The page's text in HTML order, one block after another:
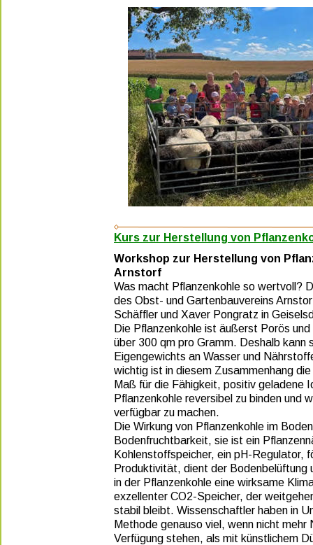
Workshop zur Herstellung von
Arnstorf
Was macht Pflanzenkohle so wertvoll?
des Obst- und Gartenbauvereins
Schäffler und Xaver Pongratz in
Die Pflanzenkohle ist äußerst Porös
über 300 qm pro Gramm. Deshalb kann
Eigengewichts an Wasser und
wichtig ist in diesem Zusammenhang
Maß für die Fähigkeit, positiv geladene
Pflanzenkohle reversibel zu binden und
verfügbar zu machen.
Die Wirkung von Pflanzenkohle im
Bodenfruchtbarkeit, sie ist ein
Kohlenstoffspeicher, ein pH-Regulator,
Produktivität, dient der
in der Pflanzenkohle eine wirksame
exzellenter CO2-Speicher, der
stabil bleibt. Wissenschaftler haben in
Methode genauso viel, wenn nicht
Verfügung stehen, als mit künstlichem
Kurs zur Herstellung von